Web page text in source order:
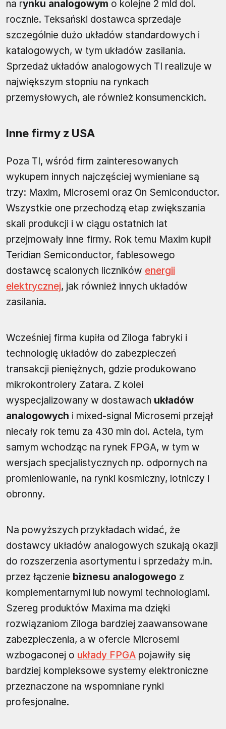
na rynku analogowym o kolejne 2 mld dol.
rocznie. Teksański dostawca sprzedaje
szczególnie dużo układów standardowych i
katalogowych, w tym układów zasilania.
Sprzedaż układów analogowych TI realizuje w
największym stopniu na rynkach
przemysłowych, ale również konsumenckich.
Inne firmy z USA
Poza TI, wśród firm zainteresowanych
wykupem innych najczęściej wymieniane są
trzy: Maxim, Microsemi oraz On Semiconductor.
Wszystkie one przechodzą etap zwiększania
skali produkcji i w ciągu ostatnich lat
przejmowały inne firmy. Rok temu Maxim kupił
Teridian Semiconductor, fablesowego
dostawcę scalonych liczników energii
elektrycznej, jak również innych układów
zasilania.
Wcześniej firma kupiła od Ziloga fabryki i
technologię układów do zabezpieczeń
transakcji pieniężnych, gdzie produkowano
mikrokontrolery Zatara. Z kolei
wyspecjalizowany w dostawach układów
analogowych i mixed-signal Microsemi przejął
niecały rok temu za 430 mln dol. Actela, tym
samym wchodząc na rynek FPGA, w tym w
wersjach specjalistycznych np. odpornych na
promieniowanie, na rynki kosmiczny, lotniczy i
obronny.
Na powyższych przykładach widać, że
dostawcy układów analogowych szukają okazji
do rozszerzenia asortymentu i sprzedaży m.in.
przez łączenie biznesu analogowego z
komplementarnymi lub nowymi technologiami.
Szereg produktów Maxima ma dzięki
rozwiązaniom Ziloga bardziej zaawansowane
zabezpieczenia, a w ofercie Microsemi
wzbogaconej o układy FPGA pojawiły się
bardziej kompleksowe systemy elektroniczne
przeznaczone na wspomniane rynki
profesjonalne.